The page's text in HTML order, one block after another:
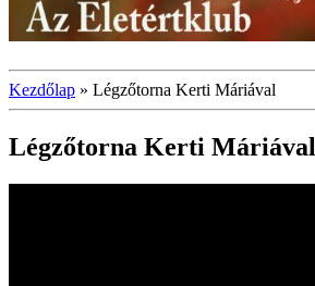
Kezdőlap » Légzőtorna Kerti Máriával
Légzőtorna Kerti Máriával